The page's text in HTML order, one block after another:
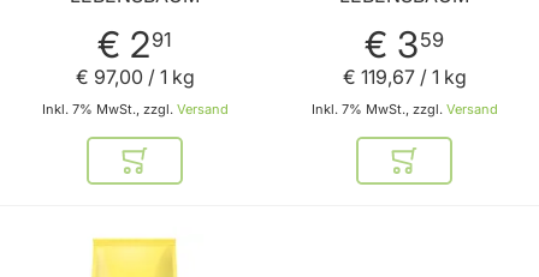
€ 291
Inkl. 7% MwSt., zzgl. Versand
€ 97,00/ 1 kg
In den Warenkorb
€ 359
Inkl. 7% MwSt., zzgl. Versand
€ 119,67/ 1 kg
In den